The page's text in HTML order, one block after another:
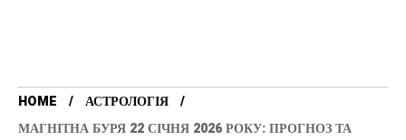
HOME
АСТРОЛОГІЯ
МАГНІТНА БУРЯ 22 СІЧНЯ 2026 РОКУ: ПРОГНОЗ ТА